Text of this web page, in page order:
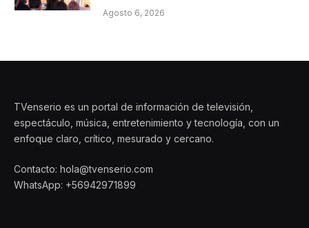
Agosto 6, 2026
TVenserio es un portal de información de televisión,
espectáculo, música, entretenimiento y tecnología, con un
enfoque claro, crítico, mesurado y cercano.
Contacto: hola@tvenserio.com
WhatsApp: +56942971899